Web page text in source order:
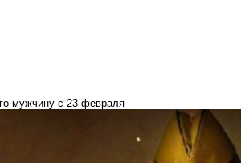
мужчину с 23 февраля